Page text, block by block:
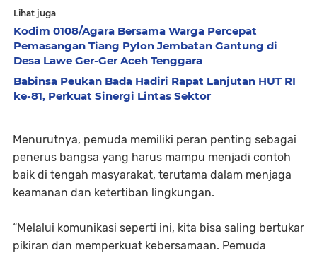
Lihat juga
Kodim 0108/Agara Bersama Warga Percepat
Pemasangan Tiang Pylon Jembatan Gantung di
Desa Lawe Ger-Ger Aceh Tenggara
Babinsa Peukan Bada Hadiri Rapat Lanjutan HUT RI
ke-81, Perkuat Sinergi Lintas Sektor
Menurutnya, pemuda memiliki peran penting sebagai
penerus bangsa yang harus mampu menjadi contoh
baik di tengah masyarakat, terutama dalam menjaga
keamanan dan ketertiban lingkungan.
“Melalui komunikasi seperti ini, kita bisa saling bertukar
pikiran dan memperkuat kebersamaan. Pemuda